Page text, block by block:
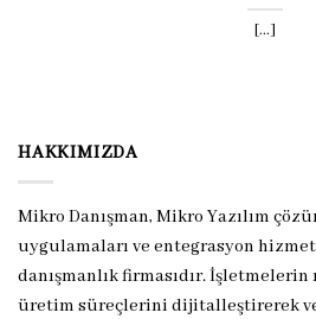
[...]
HAKKIMIZDA
Mikro Danışman, Mikro Yazılım
uygulamaları ve entegrasyon
danışmanlık firmasıdır. İşletmelerin
üretim süreçlerini dijitalleştirerek